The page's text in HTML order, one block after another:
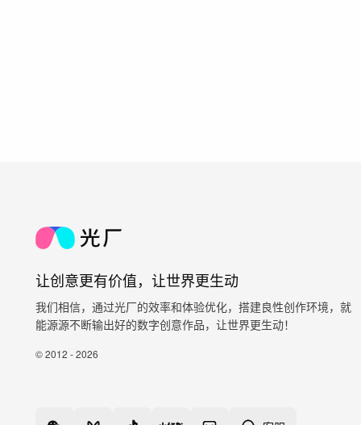
让创意更有价值，让世界更生动
我们相信，通过光厂的效率和体验优化，搭建良性创作环境，就
能源源不断输出好的数字创意作品，让世界更生动！
© 2012 - 2026